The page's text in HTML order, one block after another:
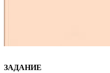
ЗАДАНИЕ